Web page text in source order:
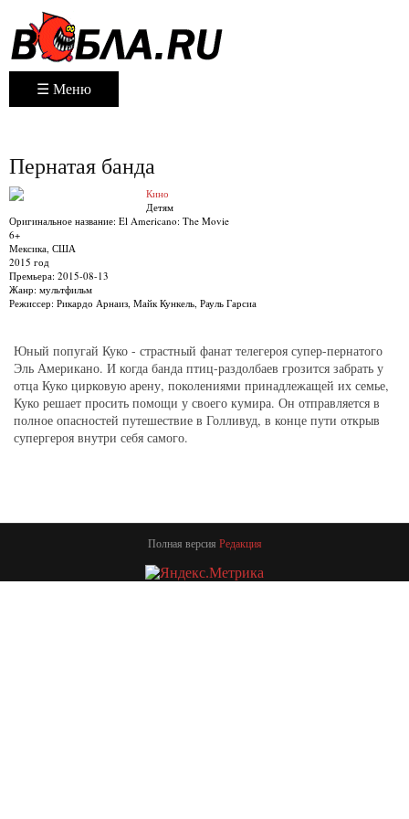
☰ Меню
Пернатая банда
Кино
Детям
Оригинальное название: El Americano: The Movie
6+
Мексика, США
2015 год
Премьера: 2015-08-13
Жанр: мультфильм
Режиссер: Рикардо Арнаиз, Майк Кункель, Рауль Гарсиа
Юный попугай Куко - страстный фанат телегероя супер-пернатого
Эль Американо. И когда банда птиц-раздолбаев грозится забрать у
отца Куко цирковую арену, поколениями принадлежащей их семье,
Куко решает просить помощи у своего кумира. Он отправляется в
полное опасностей путешествие в Голливуд, в конце пути открыв
супергероя внутри себя самого.
Полная версия Редакция